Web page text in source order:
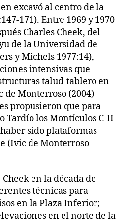
excavó al centro de la
171). Entre 1969 y 1970
Charles Cheek, del
de la Universidad de
y Michels 1977:14),
intensivas que
talud-tablero en
Monterroso (2004)
propusieron que para
Tardío los Montículos C-II-
sido plataformas
(Ivic de Monterroso
en la década de
técnicas para
en la Plaza Inferior;
en el norte de la